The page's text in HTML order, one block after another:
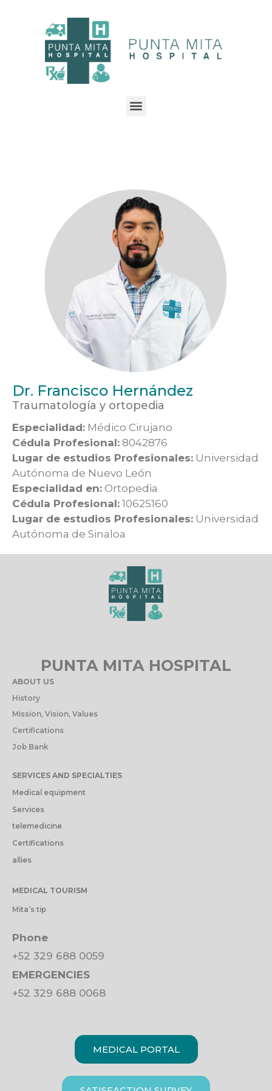
Dr. Francisco Hernández
Traumatología y ortopedia
Especialidad: Médico Cirujano
Cédula Profesional: 8042876
Lugar de estudios Profesionales: Universidad
Autónoma de Nuevo León
Especialidad en: Ortopedia
Cédula Profesional: 10625160
Lugar de estudios Profesionales: Universidad
Autónoma de Sinaloa
PUNTA MITA HOSPITAL
ABOUT US
History
Mission, Vision, Values
Certifications
Job Bank
SERVICES AND SPECIALTIES
Medical equipment
Services
telemedicine
Certifications
allies
MEDICAL TOURISM
Mita’s tip
Phone
+52 329 688 0059
EMERGENCIES
+52 329 688 0068
MEDICAL PORTAL